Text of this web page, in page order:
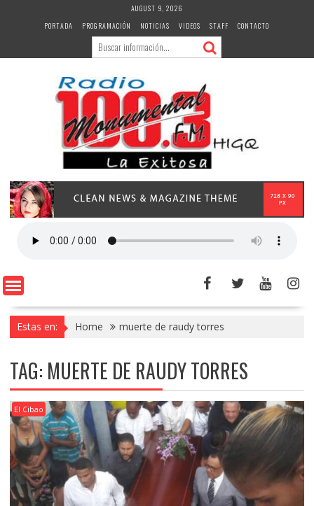
AUGUST 9, 2026
PORTADA
PROGRAMACIÓN NOTICIAS VIDEOS STAFF CONTACTO
Estas en: Home muerte de raudy torres
TAG: MUERTE DE RAUDY TORRES
El Cibao